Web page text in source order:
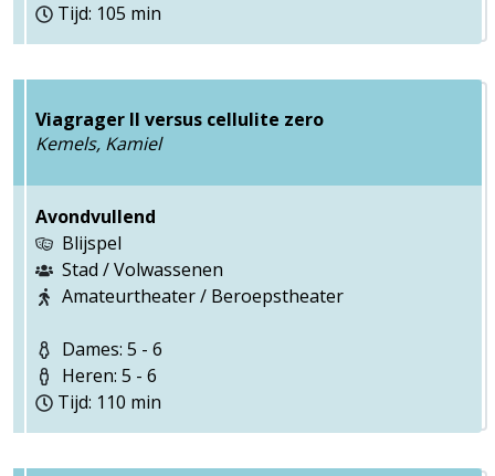
Tijd: 105 min
Viagrager II versus cellulite zero
Kemels, Kamiel
Avondvullend
Blijspel
Stad / Volwassenen
Amateurtheater / Beroepstheater
Dames: 5 - 6
Heren: 5 - 6
Tijd: 110 min